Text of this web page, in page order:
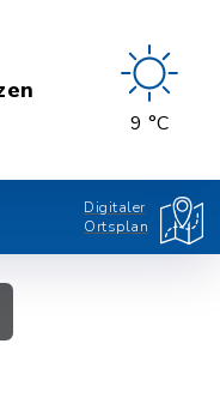
9 °C
Digitaler
Ortsplan